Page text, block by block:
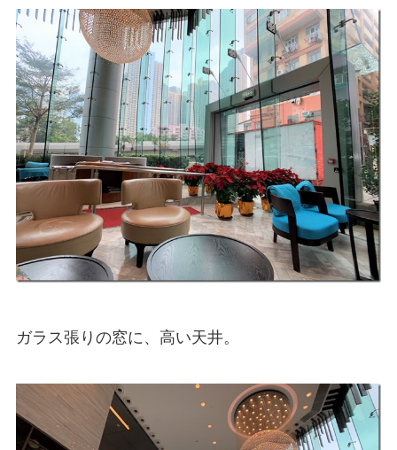
ガラス張りの窓に、高い天井。